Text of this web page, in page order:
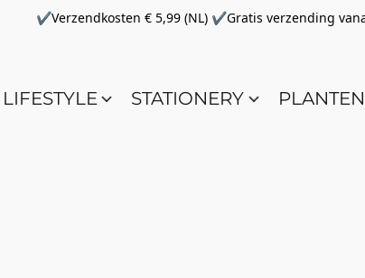
✔Verzendkosten € 5,99 (NL) ✔Gratis verzending
LIFESTYLE STATIONERY